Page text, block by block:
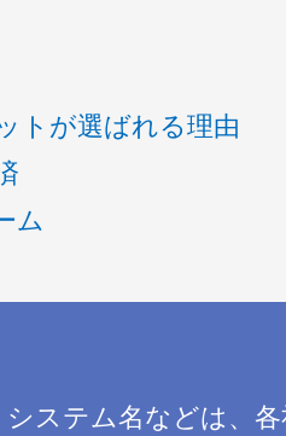
トが選ばれる理由
ム
ステム名などは、各